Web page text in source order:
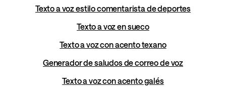
Texto a voz estilo comentarista de deportes
Texto a voz en sueco
Texto a voz con acento texano
Generador de saludos de correo de voz
Texto a voz con acento galés